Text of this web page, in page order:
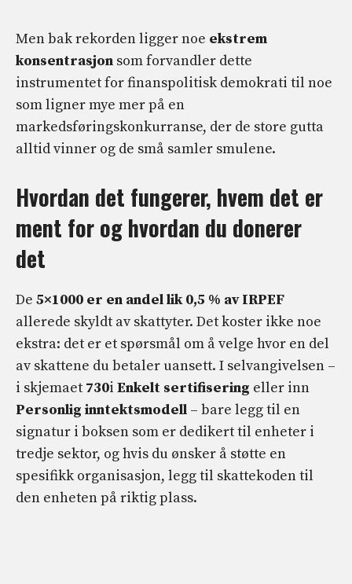
Men bak rekorden ligger noe ekstrem
konsentrasjon som forvandler dette
instrumentet for finanspolitisk demokrati til noe
som ligner mye mer på en
markedsføringskonkurranse, der de store gutta
alltid vinner og de små samler smulene.
Hvordan det fungerer, hvem det er
ment for og hvordan du donerer
det
De 5×1000 er en andel lik 0,5 % av IRPEF
allerede skyldt av skattyter. Det koster ikke noe
ekstra: det er et spørsmål om å velge hvor en del
av skattene du betaler uansett. I selvangivelsen –
i skjemaet 730i Enkelt sertifisering eller inn
Personlig inntektsmodell – bare legg til en
signatur i boksen som er dedikert til enheter i
tredje sektor, og hvis du ønsker å støtte en
spesifikk organisasjon, legg til skattekoden til
den enheten på riktig plass.